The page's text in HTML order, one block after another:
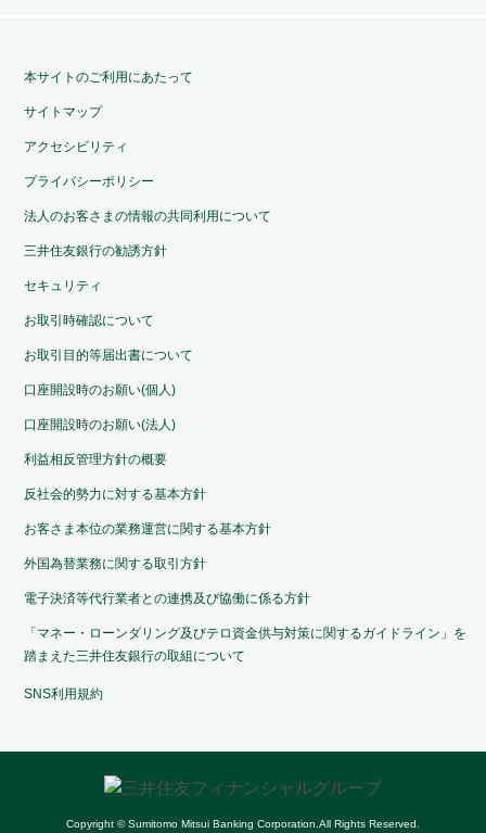
本サイトのご利用にあたって
サイトマップ
アクセシビリティ
プライバシーポリシー
法人のお客さまの情報の共同利用について
三井住友銀行の勧誘方針
セキュリティ
お取引時確認について
お取引目的等届出書について
口座開設時のお願い(個人)
口座開設時のお願い(法人)
利益相反管理方針の概要
反社会的勢力に対する基本方針
お客さま本位の業務運営に関する基本方針
外国為替業務に関する取引方針
電子決済等代行業者との連携及び協働に係る方針
「マネー・ローンダリング及びテロ資金供与対策に関するガイドライン」を
踏まえた三井住友銀行の取組について
SNS利用規約
Copyright © Sumitomo Mitsui Banking Corporation.All Rights Reserved.